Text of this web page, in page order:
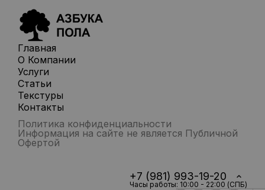
Главная
О Компании
Услуги
Статьи
Текстуры
Контакты
Политика конфиденциальности
Информация на сайте не является Публичной
Офертой
+7 (981) 993-19-20
Часы работы: 10:00 - 22:00 (СПБ)